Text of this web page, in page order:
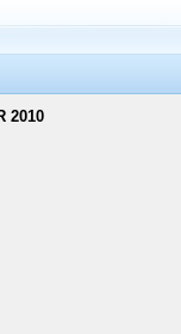
2010